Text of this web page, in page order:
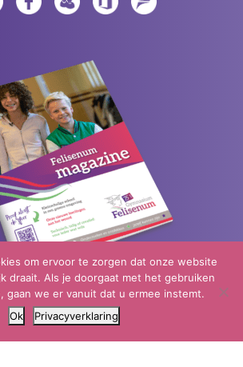
een kijkje in ons magazine
om ervoor te zorgen dat onze website
draait. Als je doorgaat met het gebruiken
gaan we er vanuit dat u ermee instemt.
Ok
Privacyverklaring